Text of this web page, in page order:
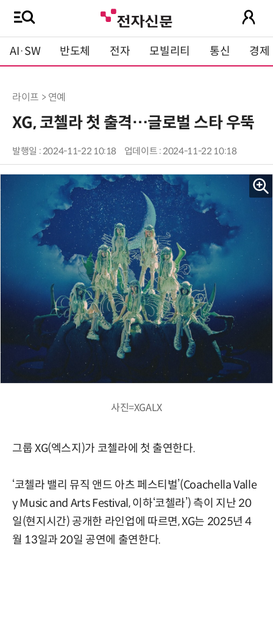
AI·SW 반도체 전자 모빌리티 통신 경제
라이프 > 연예
XG, 코첼라 첫 출격…글로벌 스타 우뚝
발행일 : 2024-11-22 10:18 업데이트 : 2024-11-22 10:18
사진=XGALX
그룹 XG(엑스지)가 코첼라에 첫 출연한다.
‘코첼라 밸리 뮤직 앤드 아츠 페스티벌’(Coachella Valle
y Music and Arts Festival, 이하‘코첼라’) 측이 지난 20
일(현지시간) 공개한 라인업에 따르면, XG는 2025년 4
월 13일과 20일 공연에 출연한다.